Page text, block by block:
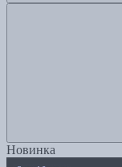
Новинка